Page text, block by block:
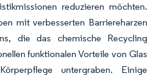
reduzieren möchten.
mit verbesserten Barriereharzen
die das chemische Recycling
funktionalen Vorteile von Glas
untergraben. Einige